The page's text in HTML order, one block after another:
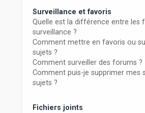
Surveillance et favoris
Quelle est la différence entre les
surveillance ?
Comment mettre en favoris ou
sujets ?
Comment surveiller des forums ?
Comment puis-je supprimer mes
sujets ?
Fichiers joints